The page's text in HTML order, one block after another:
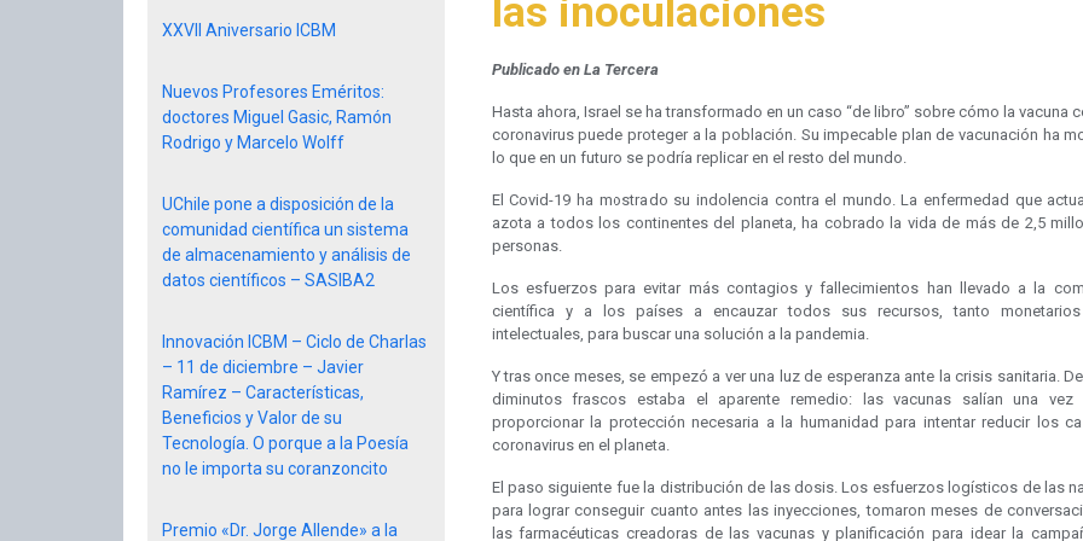
las inoculaciones
Publicado en La Tercera
Hasta ahora, Israel se ha transformado en un caso “de libro” sobre cómo la vacuna
coronavirus puede proteger a la población. Su impecable plan de vacunación ha
lo que en un futuro se podría replicar en el resto del mundo.
El Covid-19 ha mostrado su indolencia contra el mundo. La enfermedad que
azota a todos los continentes del planeta, ha cobrado la vida de más de 2,5
personas.
Los esfuerzos para evitar más contagios y fallecimientos han llevado a la
científica y a los países a encauzar todos sus recursos, tanto
intelectuales, para buscar una solución a la pandemia.
Y tras once meses, se empezó a ver una luz de esperanza ante la crisis sanitaria.
diminutos frascos estaba el aparente remedio: las vacunas salían una
proporcionar la protección necesaria a la humanidad para intentar reducir los
coronavirus en el planeta.
El paso siguiente fue la distribución de las dosis. Los esfuerzos logísticos de las
para lograr conseguir cuanto antes las inyecciones, tomaron meses de
las farmacéuticas creadoras de las vacunas y planificación para idear la
XXVII Aniversario ICBM
Nuevos Profesores Eméritos:
doctores Miguel Gasic, Ramón
Rodrigo y Marcelo Wolff
UChile pone a disposición de la
comunidad científica un sistema
de almacenamiento y análisis de
datos científicos – SASIBA2
Innovación ICBM – Ciclo de Charlas
– 11 de diciembre – Javier
Ramírez – Características,
Beneficios y Valor de su
Tecnología. O porque a la Poesía
no le importa su coranzoncito
Premio «Dr. Jorge Allende» a la